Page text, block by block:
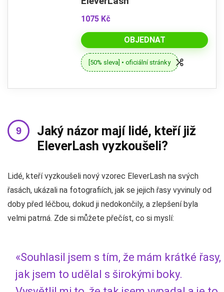
1075 Kč
OBJEDNAT
[50% sleva] • oficiální stránky
Jaký názor mají lidé, kteří již
EleverLash vyzkoušeli?
Lidé, kteří vyzkoušeli nový vzorec EleverLash na svých
řasách, ukázali na fotografiích, jak se jejich řasy vyvinuly od
doby před léčbou, dokud ji nedokončily, a zlepšení byla
velmi patrná. Zde si můžete přečíst, co si myslí:
«Souhlasil jsem s tím, že mám krátké řasy,
jak jsem to udělal s širokými boky.